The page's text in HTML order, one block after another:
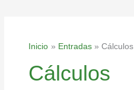
Inicio Entradas Cálculos
Cálculos